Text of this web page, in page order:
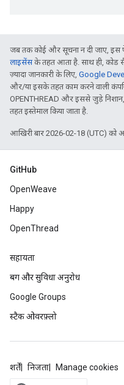
जब तक कोई और सूचना न दी जाए, इस
लाइसेंसके तहत आता है. साथ ही, कोड
ज़्यादा जानकारी के लिए, Google
और/या इसके तहत काम करने वाली
OPENTHREAD और इससे जुड़े
तहत इस्तेमाल किया जाता है.
आखिरी बार 2026-02-18 (UTC) को
GitHub
OpenWeave
Happy
OpenThread
सहायता
बग और सुविधा अनुरोध
Google Groups
स्टैक ओवरफ़्लो
शर्तें निजता Manage cookies